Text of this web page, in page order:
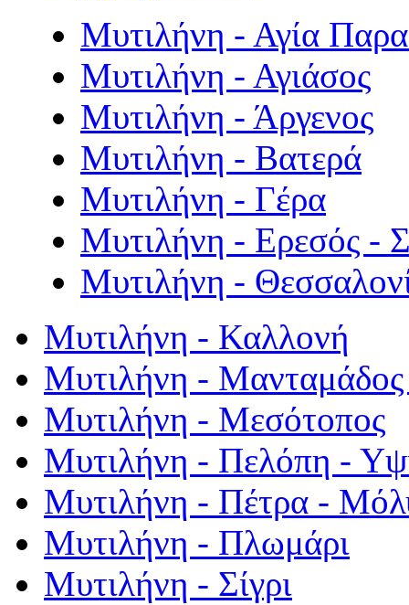
Μυτιλήνη - Αγία
Μυτιλήνη - Αγιάσος
Μυτιλήνη - Άργενος
Μυτιλήνη - Βατερά
Μυτιλήνη - Γέρα
Μυτιλήνη - Ερεσός -
Μυτιλήνη -
Μυτιλήνη - Καλλονή
Μυτιλήνη - Μανταμάδος
Μυτιλήνη - Μεσότοπος
Μυτιλήνη - Πελόπη -
Μυτιλήνη - Πέτρα -
Μυτιλήνη - Πλωμάρι
Μυτιλήνη - Σίγρι